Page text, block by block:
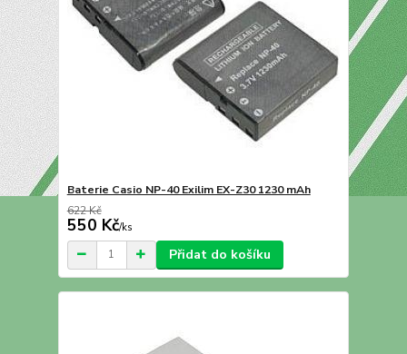
Baterie Casio NP-40 Exilim EX-Z30 1230 mAh
622 Kč
550 Kč/ks
Přidat do košíku